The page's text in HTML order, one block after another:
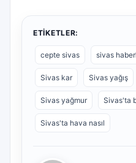
ETIKETLER:
cepte sivas sivas
Sivas kar Sivas yağış
Sivas yağmur Sivas'ta
Sivas'ta hava nasıl